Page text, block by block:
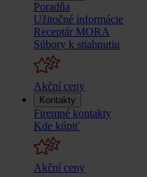
Poradňa
Užitočné informácie
Receptár MORA
Súbory k stiahnutiu
Akční ceny
Kontakty
Firemné kontakty
Kde kúpiť
Akční ceny